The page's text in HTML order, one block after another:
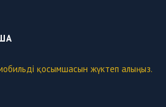
қосымшасын жүктеп алыңыз.